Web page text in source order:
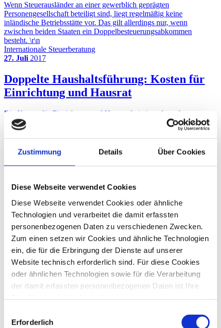
Zustimmung Details Über Cookies
Diese Webseite verwendet Cookies
Diese Webseite verwendet Cookies oder ähnliche
Technologien und verarbeitet die damit erfassten
personenbezogenen Daten zu verschiedenen Zwecken.
Zum einen setzen wir Cookies und ähnliche Technologien
ein, die für die Erbringung der Dienste auf unserer
Website technisch erforderlich sind. Für diese Cookies
oder ähnlichen Technologien sowie für die Verarbeitung
der damit erfassten personenbezogenen Daten ist Ihre
mit Ihrer ausdrücklichen Einwilligung einsetzen und die
Erforderlich
Wenn Steuerausländer an einer gewerblich geprägten
Personengesellschaft beteiligt sind, liegt regelmäßig keine
inländische Betriebsstätte vor. Das gilt allerdings nur, wenn
zwischen beiden Staaten ein Doppelbesteuerungsabkommen
besteht. \r\n
Internationale Steuerberatung
27. Juli2017
Doppelte Haushaltsführung: Kosten für
Einrichtung und Hausrat
Die Kosten für Einrichtung und Hausrat bei einer doppelten
Haushaltsführung aus beruflichen Gründen sind in der
Einkommensteuererklärung abzugsfähig.
Einkommensteuer
Grunderwerbsteuer
2018
Ausland?
Die Umsetzung der Maßnahmen des BEPS-Aktionsplans
beschäftigt derzeit die Gesetzgeber in verschiedenen Staaten. Wir
geben einen Überblick über die wichtigsten Neuerungen im
Ausland.
BEPS
Internationale Steuerberatung
Verrechnungspreise
Transfer Pricing
Brexit